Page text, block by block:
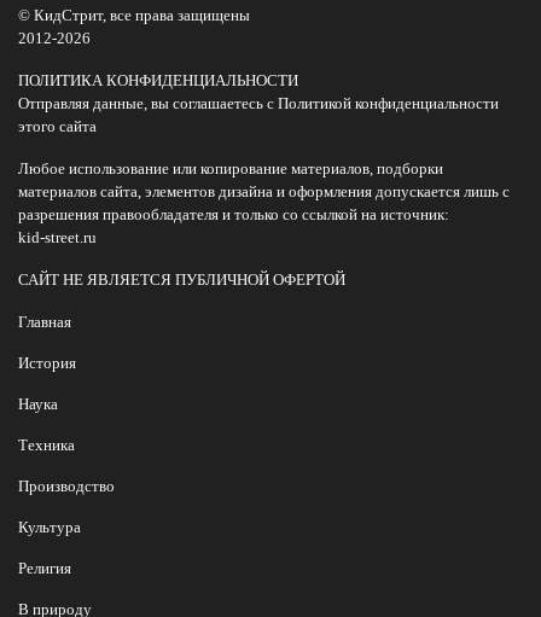
© КидСтрит, все права защищены
2012-2026
ПОЛИТИКА КОНФИДЕНЦИАЛЬНОСТИ
Отправляя данные, вы соглашаетесь с Политикой конфиденциальности
этого сайта
Любое использование или копирование материалов, подборки
материалов сайта, элементов дизайна и оформления допускается лишь с
разрешения правообладателя и только со ссылкой на источник:
kid-street.ru
САЙТ НЕ ЯВЛЯЕТСЯ ПУБЛИЧНОЙ ОФЕРТОЙ
Главная
История
Наука
Техника
Производство
Культура
Религия
В природу